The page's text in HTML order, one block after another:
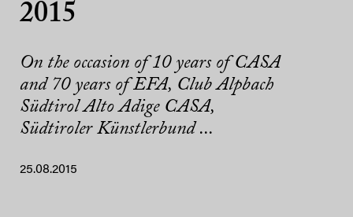
2015
On the occasion of 10 years of CASA
and 70 years of EFA, Club Alpbach
Südtirol Alto Adige CASA,
Südtiroler Künstlerbund ...
25.08.2015